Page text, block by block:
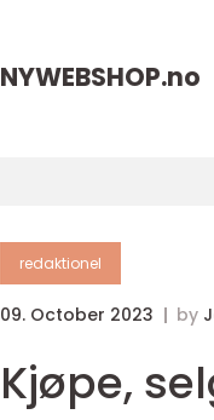
NYWEBSHOP.no
redaktionel
09. October 2023 by
Kjøpe,